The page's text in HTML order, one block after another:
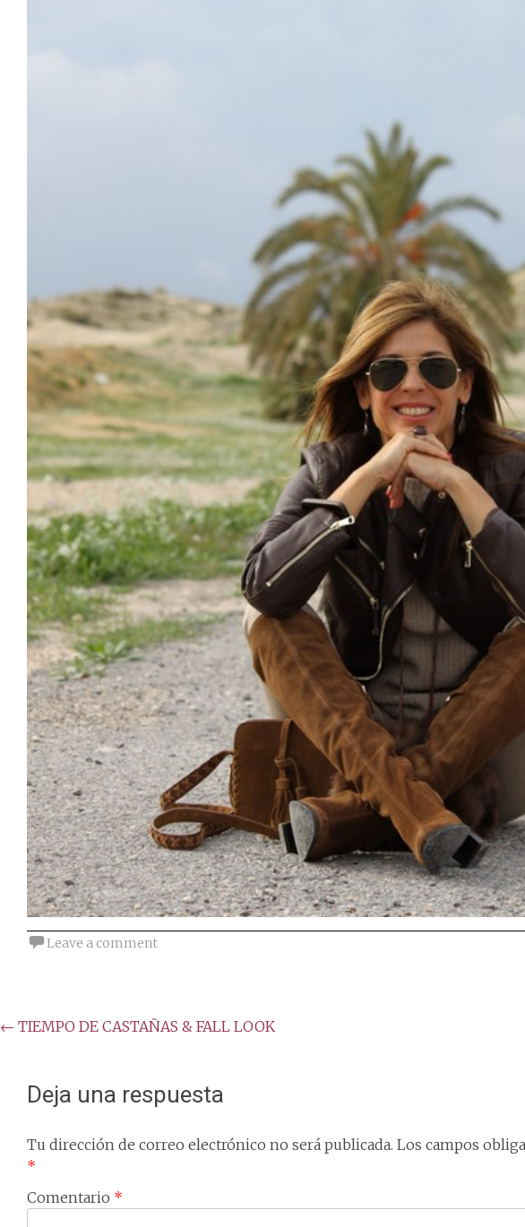
Leave a comment
Post
← TIEMPO DE CASTAÑAS & FALL LOOK
Deja una respuesta
Tu dirección de correo electrónico no será publicada. Los campos
*
Comentario *